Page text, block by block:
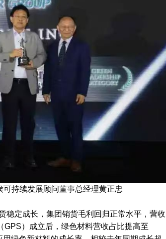
持续发展顾问董事总经理黄正忠
稳定成长，集团销货毛利回归正常水平，营收
）成立后，绿色材料营收占比提高至